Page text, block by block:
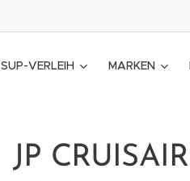
SUP-VERLEIH MARKEN
JP